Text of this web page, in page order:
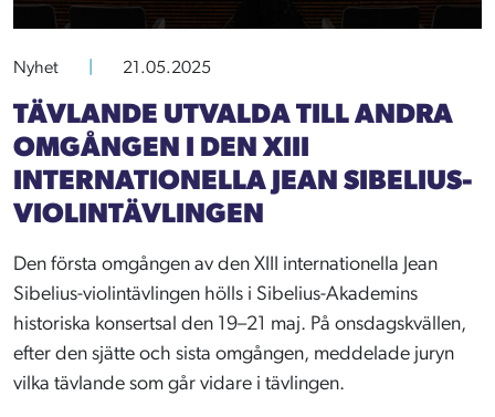
Nyhet 21.05.2025
TÄVLANDE UTVALDA TILL ANDRA
OMGÅNGEN I DEN XIII
INTERNATIONELLA JEAN SIBELIUS-
VIOLINTÄVLINGEN
Den första omgången av den XIII internationella Jean
Sibelius-violintävlingen hölls i Sibelius-Akademins
historiska konsertsal den 19–21 maj. På onsdagskvällen,
efter den sjätte och sista omgången, meddelade juryn
vilka tävlande som går vidare i tävlingen.